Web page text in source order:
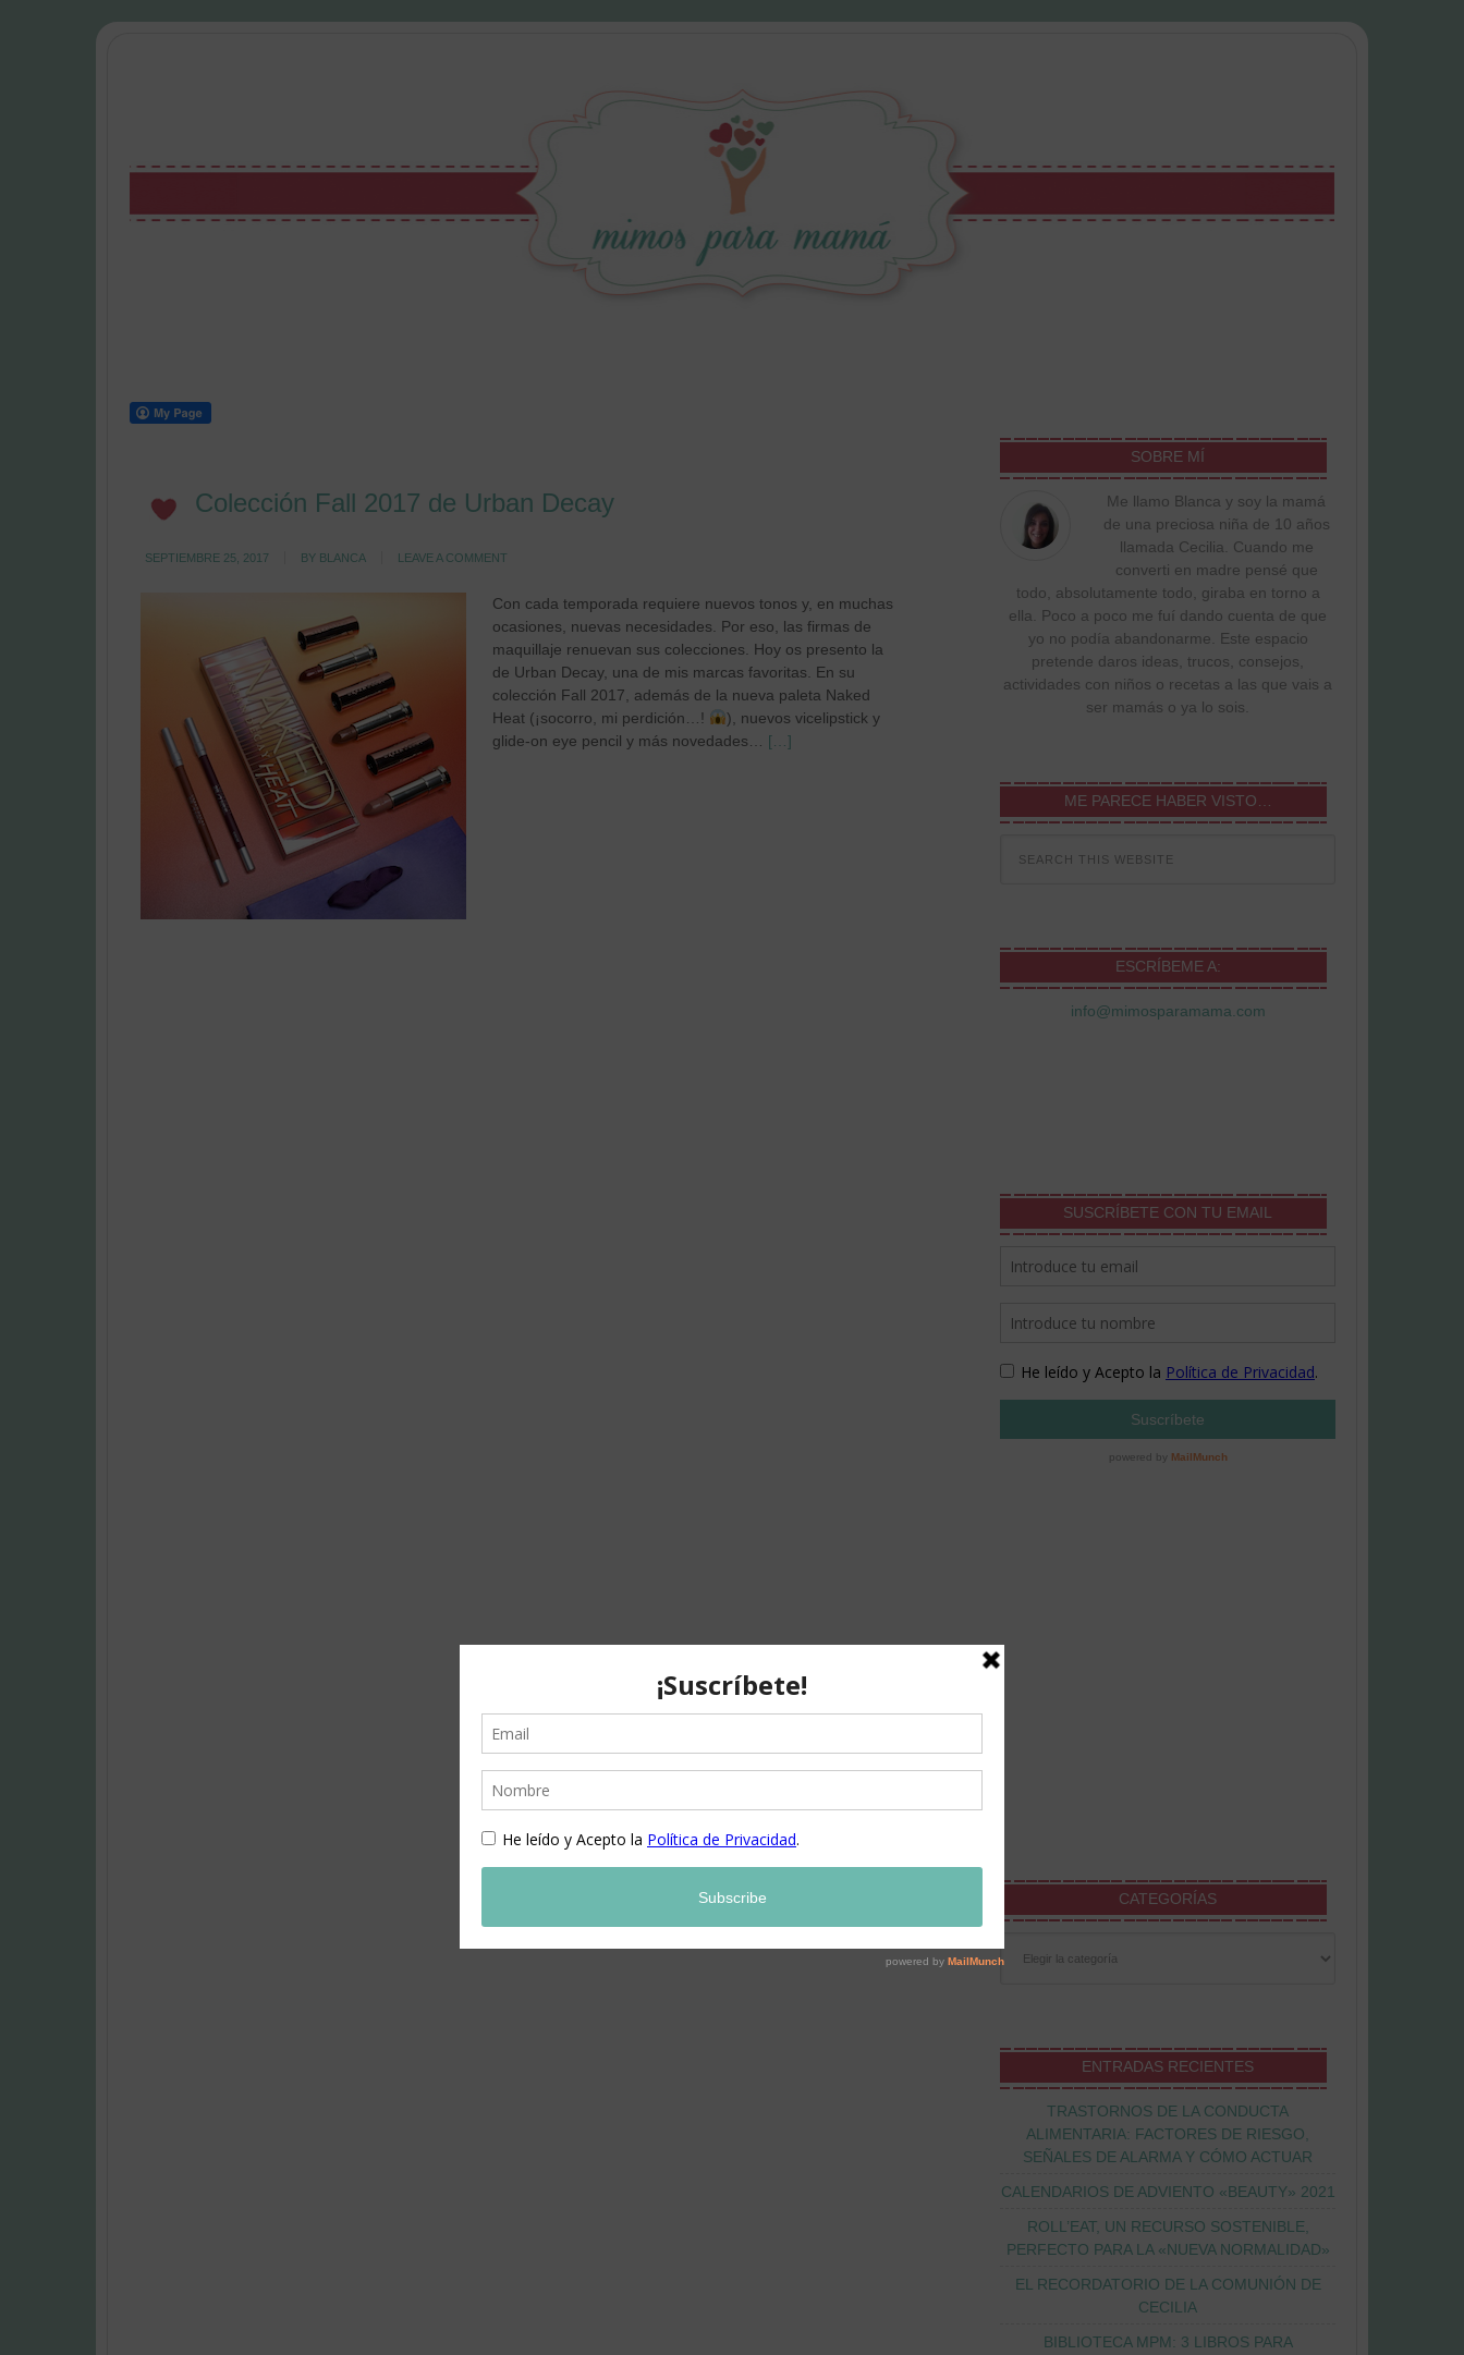
Colección Fall 2017 de Urban Decay
SEPTIEMBRE 25, 2017 BY BLANCA LEAVE A COMMENT
Con cada temporada requiere nuevos tonos y, en muchas
ocasiones, nuevas necesidades. Por eso, las firmas de
maquillaje renuevan sus colecciones. Hoy os presento la
de Urban Decay, una de mis marcas favoritas. En su
colección Fall 2017, además de la nueva paleta Naked
Heat (¡socorro, mi perdición…!
), nuevos vicelipstick y
glide-on eye pencil y más novedades…
[…]
SOBRE MÍ
Me llamo Blanca y soy la mamá
de una preciosa niña de 10 años
llamada Cecilia. Cuando me
converti en madre pensé que
todo, absolutamente todo, giraba en torno a
ella. Poco a poco me fuí dando cuenta de que
yo no podía abandonarme. Este espacio
pretende daros ideas, trucos, consejos,
actividades con niños o recetas a las que vais a
ser mamás o ya lo sois.
ME PARECE HABER VISTO…
ESCRÍBEME A:
info@mimosparamama.com
SUSCRÍBETE CON TU EMAIL
CATEGORÍAS
ENTRADAS RECIENTES
TRASTORNOS DE LA CONDUCTA
ALIMENTARIA: FACTORES DE RIESGO,
SEÑALES DE ALARMA Y CÓMO ACTUAR
CALENDARIOS DE ADVIENTO «BEAUTY» 2021
ROLL’EAT, UN RECURSO SOSTENIBLE,
PERFECTO PARA LA «NUEVA NORMALIDAD»
EL RECORDATORIO DE LA COMUNIÓN DE
CECILIA
BIBLIOTECA MPM: 3 LIBROS PARA